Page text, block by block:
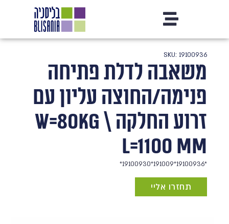
SKU: 19100936
משאבה לדלת פתיחה
פנימה/החוצה עליון עם
זרוע החלקה W=80KG \
L=1100 mm
*19100936*191009*19100930*
תחזרו אליי